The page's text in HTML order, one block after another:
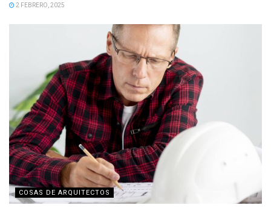
2 FEBRERO, 2025
COSAS DE ARQUITECTOS